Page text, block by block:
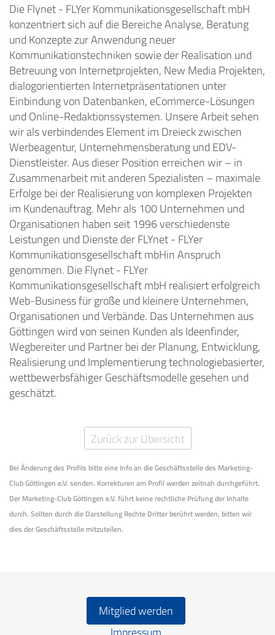
Die Flynet - FLYer Kommunikationsgesellschaft mbH
konzentriert sich auf die Bereiche Analyse, Beratung
und Konzepte zur Anwendung neuer
Kommunikationstechniken sowie der Realisation und
Betreuung von Internetprojekten, New Media Projekten,
dialogorientierten Internetpräsentationen unter
Einbindung von Datenbanken, eCommerce-Lösungen
und Online-Redaktionssystemen. Unsere Arbeit sehen
wir als verbindendes Element im Dreieck zwischen
Werbeagentur, Unternehmensberatung und EDV-
Dienstleister. Aus dieser Position erreichen wir – in
Zusammenarbeit mit anderen Spezialisten – maximale
Erfolge bei der Realisierung von komplexen Projekten
im Kundenauftrag. Mehr als 100 Unternehmen und
Organisationen haben seit 1996 verschiedenste
Leistungen und Dienste der FLYnet - FLYer
Kommunikationsgesellschaft mbHin Anspruch
genommen. Die Flynet - FLYer
Kommunikationsgesellschaft mbH realisiert erfolgreich
Web-Business für große und kleinere Unternehmen,
Organisationen und Verbände. Das Unternehmen aus
Göttingen wird von seinen Kunden als Ideenfinder,
Wegbereiter und Partner bei der Planung, Entwicklung,
Realisierung und Implementierung technologiebasierter,
wettbewerbsfähiger Geschäftsmodelle gesehen und
geschätzt.
Zurück zur Übersicht
Bei Änderung des Profils bitte eine Info an die Geschäftsstelle des Marketing-
Club Göttingen e.V. senden. Korrekturen am Profil werden zeitnah durchgeführt.
Der Marketing-Club Göttingen e.V. führt keine rechtliche Prüfung der Inhalte
durch. Sollten durch die Darstellung Rechte Dritter berührt werden, bitten wir
dies der Geschäftsstelle mitzuteilen.
Mitglied werden